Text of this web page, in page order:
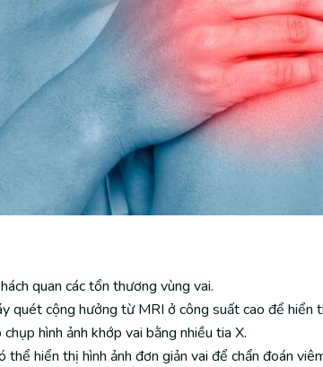
quan các tổn thương vùng vai.
quét cộng hưởng từ MRI ở công suất cao để hiển
hình ảnh khớp vai bằng nhiều tia X.
hiển thị hình ảnh đơn giản vai để chẩn đoán